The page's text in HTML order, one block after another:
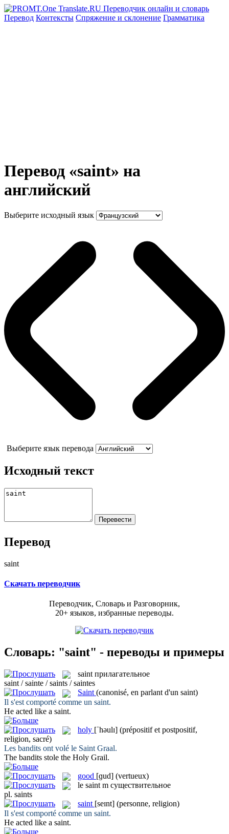
Перевод Контексты Спряжение и склонение Грамматика
Перевод «saint» на
английский
Выберите исходный язык
Выберите язык перевода
Исходный текст
Перевод
saint
Скачать переводчик
Переводчик, Словарь и Разговорник,
20+ языков, избранные переводы.
Словарь: "saint" - переводы и примеры
saint прилагательное
saint / sainte / saints / saintes
Saint (canonisé, en parlant d'un saint)
Il s'est comporté comme un saint.
He acted like a saint.
holy [ˈhəulɪ] (prépositif et postpositif,
religion, sacré)
Les bandits ont volé le Saint Graal.
The bandits stole the Holy Grail.
good [ɡud] (vertueux)
le saint m существительное
pl. saints
saint [seɪnt] (personne, religion)
Il s'est comporté comme un saint.
He acted like a saint.